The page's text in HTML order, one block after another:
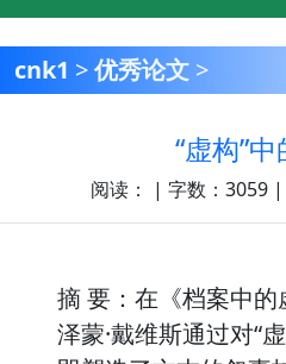
cnk1 >优秀论文 >
“虚构”
阅读： | 字数：3059
摘 要：在《档案中的
泽蒙·戴维斯通过对“